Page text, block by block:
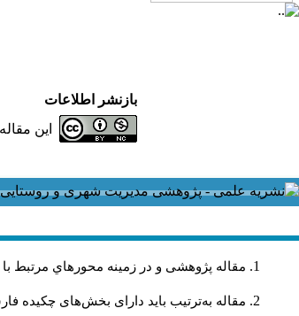
بازنشر اطلاعات
این
مقاله پژوهشی و در زمینه محورهاي مرتبط
مقاله به‌ترتیب باید دارای بخش‌های چکیده